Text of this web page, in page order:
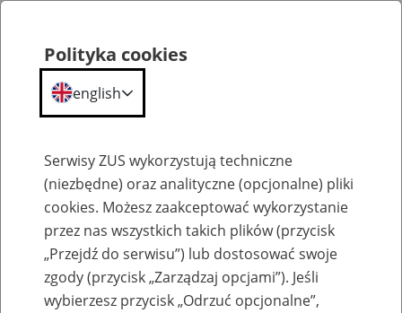
Kalendarium
Polityka cookies
english
Serwisy ZUS wykorzystują techniczne
(niezbędne) oraz analityczne (opcjonalne) pliki
cookies. Możesz zaakceptować wykorzystanie
przez nas wszystkich takich plików (przycisk
„Przejdź do serwisu”) lub dostosować swoje
zgody (przycisk „Zarządzaj opcjami”). Jeśli
wybierzesz przycisk „Odrzuć opcjonalne”,